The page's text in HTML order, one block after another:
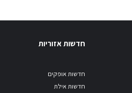
חדשות אזוריות
חדשות אופקים
חדשות אילת